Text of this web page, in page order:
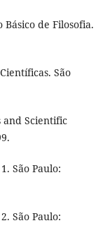
Básico de Filosofia.
São
and Scientific
São Paulo:
São Paulo: